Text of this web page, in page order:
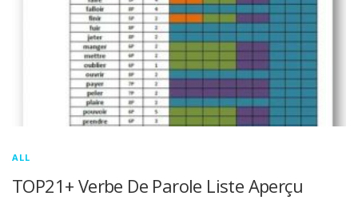
ALL
TOP21+ Verbe De Parole Liste Aperçu